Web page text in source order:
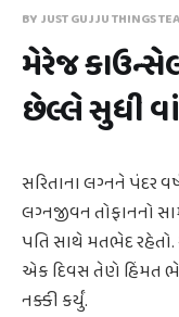
BY JUST GUJJU THINGS
મેરેજ
છેલ્લે સુધી
સરિતાના લગ્નને પંદર
લગ્નજીવન તોફાનનો
પતિ સાથે મતભેદ રહેતો.
એક દિવસ તેણે હિંમત
નક્કી કર્યું.